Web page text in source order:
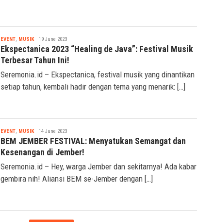
EVENT, MUSIKSeremonia
19 June 2023
Ekspectanica 2023 “Healing de Java”: Festival Musik
Terbesar Tahun Ini!
Seremonia.id – Ekspectanica, festival musik yang dinantikan
setiap tahun, kembali hadir dengan tema yang menarik: […]
EVENT, MUSIKSeremonia
14 June 2023
BEM JEMBER FESTIVAL: Menyatukan Semangat dan
Kesenangan di Jember!
Seremonia.id – Hey, warga Jember dan sekitarnya! Ada kabar
gembira nih! Aliansi BEM se-Jember dengan […]